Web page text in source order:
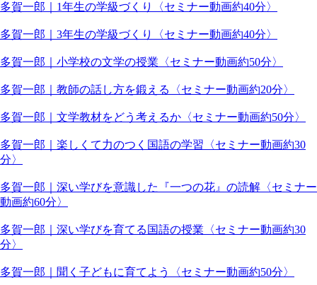
多賀一郎｜1年生の学級づくり〈セミナー動画約40分〉
多賀一郎｜3年生の学級づくり〈セミナー動画約40分〉
多賀一郎｜小学校の文学の授業〈セミナー動画約50分〉
多賀一郎｜教師の話し方を鍛える〈セミナー動画約20分〉
多賀一郎｜文学教材をどう考えるか〈セミナー動画約50分〉
多賀一郎｜楽しくて力のつく国語の学習〈セミナー動画約30
分〉
多賀一郎｜深い学びを意識した『一つの花』の読解〈セミナー
動画約60分〉
多賀一郎｜深い学びを育てる国語の授業〈セミナー動画約30
分〉
多賀一郎｜聞く子どもに育てよう〈セミナー動画約50分〉